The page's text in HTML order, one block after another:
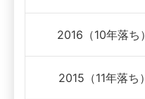
2016（10年落ち）
2015（11年落ち）